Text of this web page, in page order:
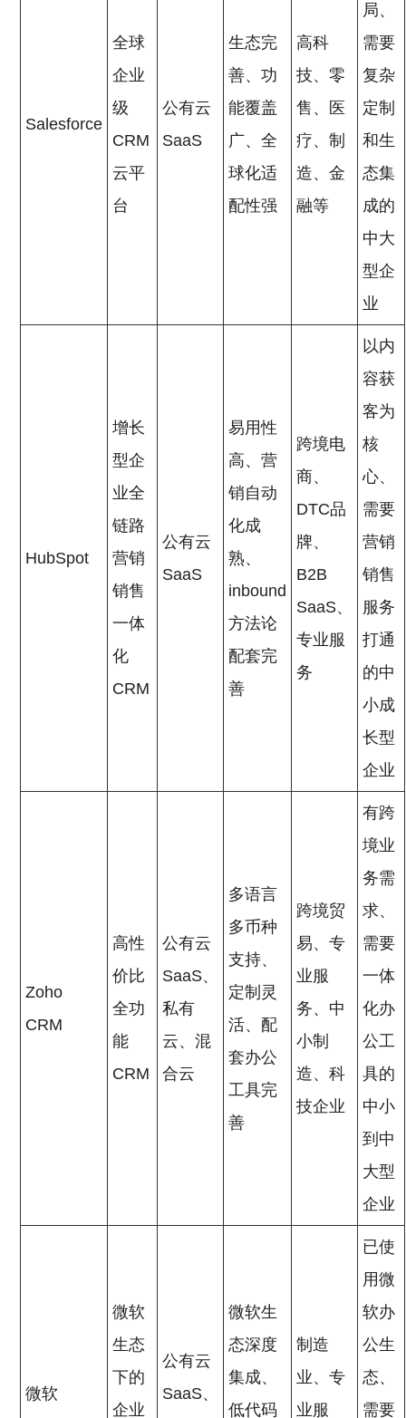
Salesforce
全球
企业
级
CRM
云平
台
公有云
SaaS
生态完
善、功
能覆盖
广、全
球化适
配性强
高科
技、零
售、医
疗、制
造、金
融等
局、
需要
复杂
定制
和生
态集
成的
中大
型企
业
HubSpot
增长
型企
业全
链路
营销
销售
一体
化
CRM
公有云
SaaS
易用性
高、营
销自动
化成
熟、
inbound
方法论
配套完
善
跨境电
商、
DTC品
牌、
B2B
SaaS、
专业服
务
以内
容获
客为
核
心、
需要
营销
销售
服务
打通
的中
小成
长型
企业
Zoho
CRM
高性
价比
全功
能
CRM
公有云
SaaS、
私有
云、混
合云
多语言
多币种
支持、
定制灵
活、配
套办公
工具完
善
跨境贸
易、专
业服
务、中
小制
造、科
技企业
有跨
境业
务需
求、
需要
一体
化办
公工
具的
中小
到中
大型
企业
微软
微软
生态
下的
企业
公有云
SaaS、
微软生
态深度
集成、
低代码
制造
业、专
业服
已使
用微
软办
公生
态、
需要